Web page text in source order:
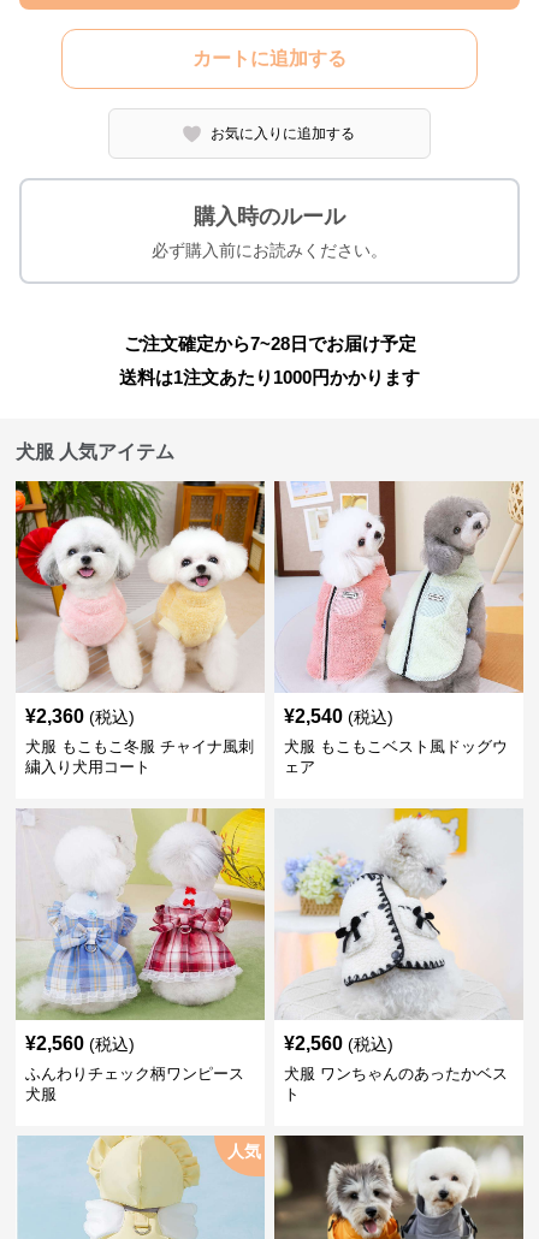
カートに追加する
お気に入りに追加する
購入時のルール
必ず購入前にお読みください。
ご注文確定から7~28日でお届け予定
送料は1注文あたり 1000円かかります
犬服 人気アイテム
¥2,360 (税込)
犬服 もこもこ冬服 チャイナ風刺
繍入り犬用コート
¥2,540 (税込)
犬服 もこもこベスト風ドッグウ
ェア
¥2,560 (税込)
ふんわりチェック柄ワンピース
犬服
¥2,560 (税込)
犬服 ワンちゃんのあったかベス
ト
人気